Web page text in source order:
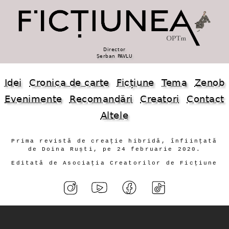
Director
Șerban PAVLU
Idei Cronica de carte Ficțiune Tema
Zenob
Evenimente
Recomandări Creatori
Contact
Altele
Prima revistă de creație hibridă, înființată
de Doina Ruști, pe 24 februarie 2020.
Editată de Asociația Creatorilor de Ficțiune